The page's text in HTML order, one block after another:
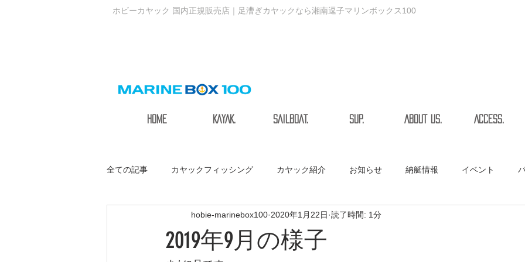
ホビーカヤック 国内正規販売店｜足漕ぎカヤックなら湘南逗子マリンボックス100
HOME KAYAK. SAILBOAT. SUP. ABOUT US. ACCESS.
全ての記事 カヤックフィッシング カヤック紹介 お知らせ 納艇情報 イベント
サステナブルアクティブ
2019年9月の様子
hobie-marinebox100 2020年1月22日 読了時間: 1分